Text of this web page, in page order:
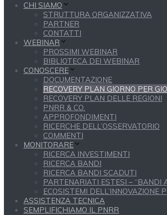
CHI SIAMO
STRUTTURA ORGANIZZATIVA
PARTNER
CONTATTI
WEBINAR
PROSSIMI WEBINAR
BIBLIOTECA DEI WEBINAR
CONOSCERE
DOCUMENTAZIONE
RECOVERY PLAN GIORNO PER
RECOVERY PLAN DELLE REGIONI
PNRR & CO.
APPROFONDIMENTI
RICERCHE DELL’OSSERVATORIO
COMMENTI
MONITORARE
RICERCA INVESTIMENTI
RICERCA BANDI
RICERCA BANDI SCADUTI
PARTENARIATI ESTESI – “BANDI
ECOSISTEMI
ASSISTENZA TECNICA
SEMPLIFICHIAMO IL PNRR